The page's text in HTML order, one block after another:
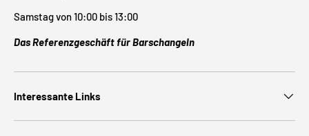
Samstag von 10:00 bis 13:00
Das Referenzgeschäft für Barschangeln
Interessante Links